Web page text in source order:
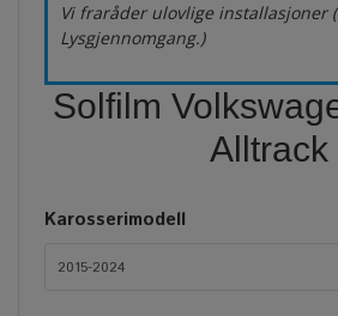
Vi fraråder ulovlige installasjoner
Lysgjennomgang.)
Solfilm
Alltrack
Karosserimodell
2015-2024